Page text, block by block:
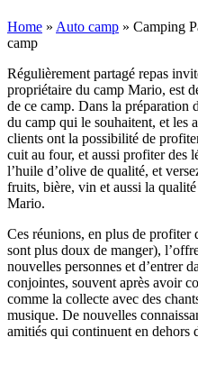
Home » Auto camp » Camping
camp
Régulièrement partagé repas
propriétaire du camp Mario, est
de ce camp. Dans la préparation
du camp qui le souhaitent, et les
clients ont la possibilité de
cuit au four, et aussi profiter des
l’huile d’olive de qualité, et
fruits, bière, vin et aussi la
Mario.
Ces réunions, en plus de profiter
sont plus doux de manger),
nouvelles personnes et d’entrer
conjointes, souvent après avoir
comme la collecte avec des
musique. De nouvelles
amitiés qui continuent en dehors